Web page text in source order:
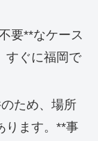
要**なケース
すぐに福岡で
ため、場所
ります。**事